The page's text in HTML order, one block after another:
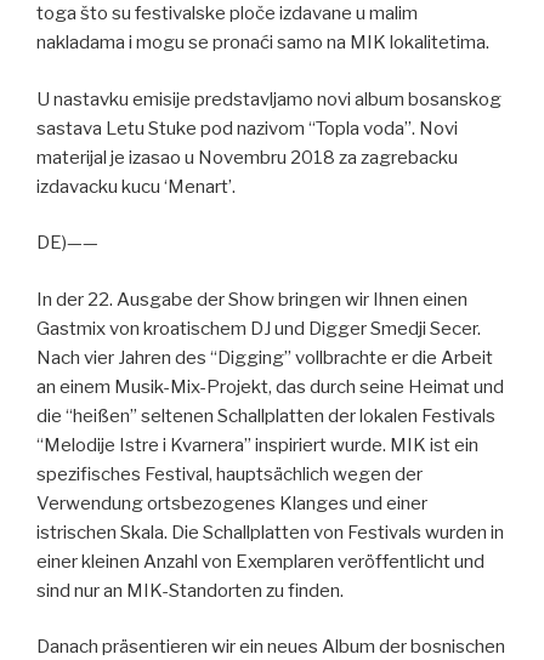
toga što su festivalske ploče izdavane u malim
nakladama i mogu se pronaći samo na MIK lokalitetima.
U nastavku emisije predstavljamo novi album bosanskog
sastava Letu Stuke pod nazivom “Topla voda”. Novi
materijal je izasao u Novembru 2018 za zagrebacku
izdavacku kucu ‘Menart’.
DE)——
In der 22. Ausgabe der Show bringen wir Ihnen einen
Gastmix von kroatischem DJ und Digger Smedji Secer.
Nach vier Jahren des “Digging” vollbrachte er die Arbeit
an einem Musik-Mix-Projekt, das durch seine Heimat und
die “heißen” seltenen Schallplatten der lokalen Festivals
“Melodije Istre i Kvarnera” inspiriert wurde. MIK ist ein
spezifisches Festival, hauptsächlich wegen der
Verwendung ortsbezogenes Klanges und einer
istrischen Skala. Die Schallplatten von Festivals wurden in
einer kleinen Anzahl von Exemplaren veröffentlicht und
sind nur an MIK-Standorten zu finden.
Danach präsentieren wir ein neues Album der bosnischen